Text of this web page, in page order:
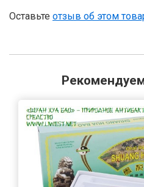
Оставьте отзыв об этом